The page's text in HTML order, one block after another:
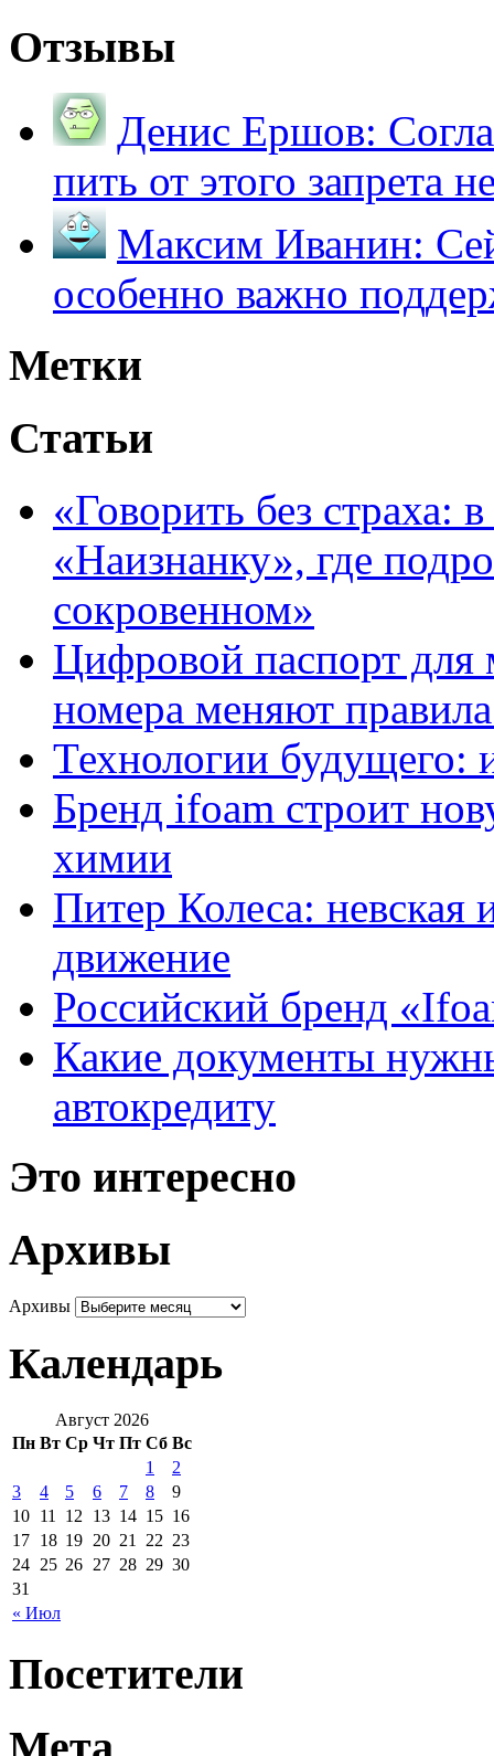
Отзывы
Денис Ершов:
пить от этого запрета
Максим Иванин:
особенно важно
Метки
Статьи
«Говорить без страха:
«Наизнанку», где
сокровенном»
Цифровой паспорт для
номера меняют
Технологии будущего:
Бренд ifoam строит
химии
Питер Колеса: невская
движение
Российский бренд
Какие документы
автокредиту
Это интересно
Архивы
Архивы
Календарь
Август 2026
Пн Вт Ср Чт Пт Сб Вс
« Июл
1
2
3
4 5 6 7 8
9
10 11 12 13 14 15 16
17 18 19 20 21 22 23
24 25 26 27 28 29 30
31
Посетители